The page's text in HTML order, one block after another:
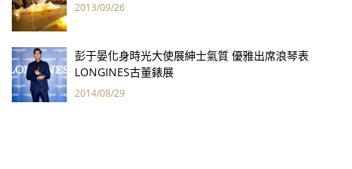
2013/09/26
彭于晏化身時光大使展紳士氣質 優雅出席浪琴表
LONGINES古董錶展
2014/08/29